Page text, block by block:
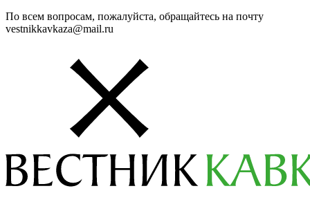
По всем вопросам, пожалуйста, обращайтесь на почту
vestnikkavkaza@mail.ru